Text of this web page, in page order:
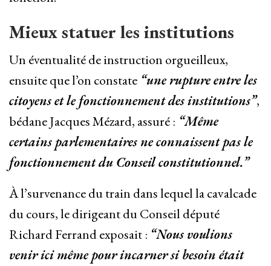
Mieux statuer les institutions
Un éventualité de instruction orgueilleux,
ensuite que l’on constate “une rupture entre les
citoyens et le fonctionnement des institutions”,
bédane Jacques Mézard, assuré : “Même
certains parlementaires ne connaissent pas le
fonctionnement du Conseil constitutionnel.”
À l’survenance du train dans lequel la cavalcade
du cours, le dirigeant du Conseil député
Richard Ferrand exposait : “Nous voulions
venir ici même pour incarner si besoin était